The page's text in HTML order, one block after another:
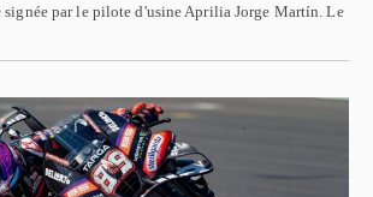
par le pilote d'usine Aprilia Jorge Martín. Le